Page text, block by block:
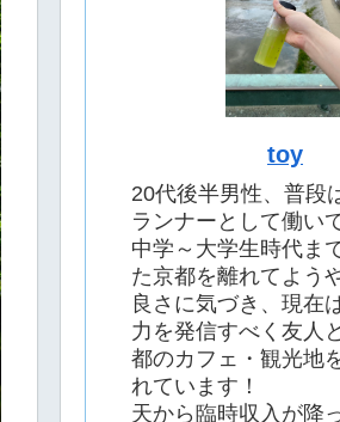
toy
20代後半男性、普段
ランナーとして働い
中学～大学生時代ま
た京都を離れてよう
良さに気づき、現在
力を発信すべく友人
都のカフェ・観光地
れています！
天から臨時収入が降